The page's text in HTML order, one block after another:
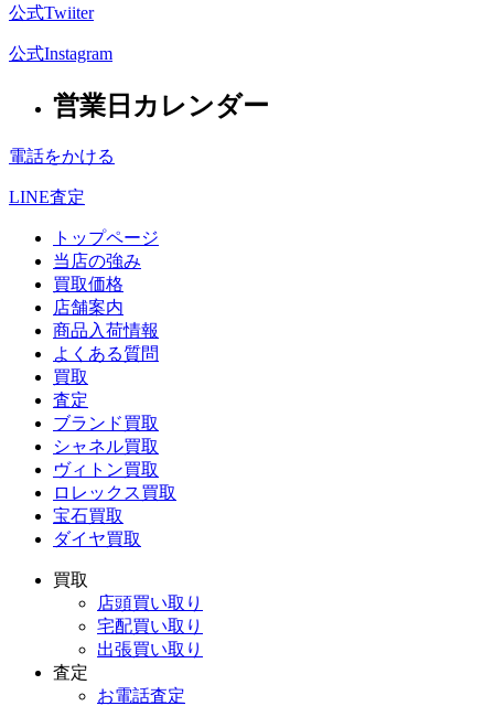
公式Twiiter
公式Instagram
営業日カレンダー
電話をかける
LINE査定
トップページ
当店の強み
買取価格
店舗案内
商品入荷情報
よくある質問
買取
査定
ブランド買取
シャネル買取
ヴィトン買取
ロレックス買取
宝石買取
ダイヤ買取
買取
店頭買い取り
宅配買い取り
出張買い取り
査定
お電話査定